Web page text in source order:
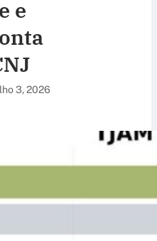
e
3, 2026